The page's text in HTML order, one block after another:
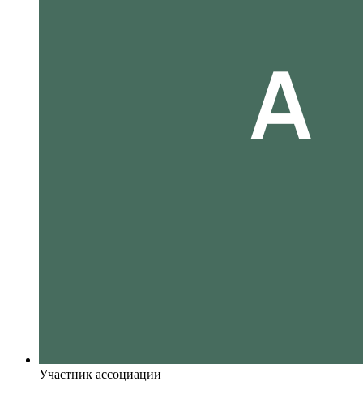
Участник ассоциации